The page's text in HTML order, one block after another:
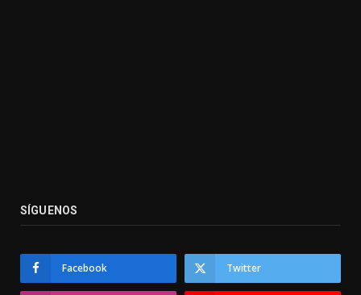
SÍGUENOS
Facebook Twitter